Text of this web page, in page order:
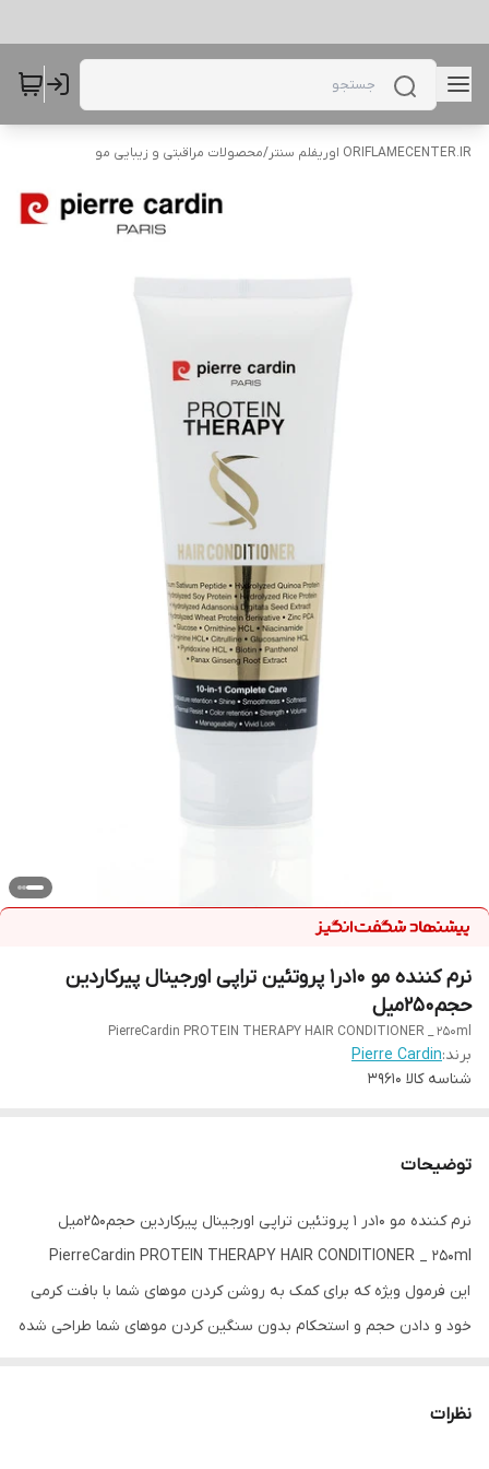
ORIFLAMECENTER.IR اوریفلم سنتر /محصولات مراقبتی و زیبایی مو
نرم کننده مو ۱۰در۱ پروتئین تراپی اورجینال پیرکاردین
حجم۲۵۰میل
PierreCardin PROTEIN THERAPY HAIR CONDITIONER _ 250ml
برند:Pierre Cardin
شناسه کالا 39610
توضیحات
نرم کننده مو ۱۰در ۱ پروتئین تراپی اورجینال پیرکاردین حجم۲۵۰میل
PierreCardin PROTEIN THERAPY HAIR CONDITIONER _ 250ml
این فرمول ویژه که برای کمک به روشن کردن موهای شما با بافت کرمی
خود و دادن حجم و استحکام بدون سنگین کردن موهای شما طراحی شده
صافی، مقاومت در برابر حرارت و محافظت از رنگ با مواد فعال غنی
نظرات